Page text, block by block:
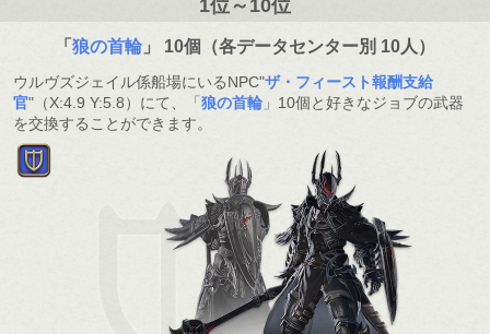
1位～10位
「狼の首輪」 10個（各データセンター別 10人）
ウルヴズジェイル係船場にいるNPC"ザ・フィースト報酬支給
官"（X:4.9 Y:5.8）にて、「 狼の首輪」10個と好きなジョブの武器
を交換することができます。